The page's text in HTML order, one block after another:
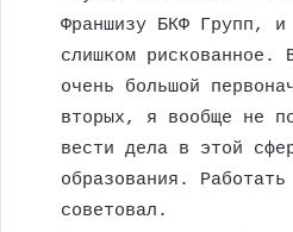
Франшизу БКФ Групп,
слишком рискованное.
очень большой
вторых, я вообще не
вести дела в этой
образования.
советовал.